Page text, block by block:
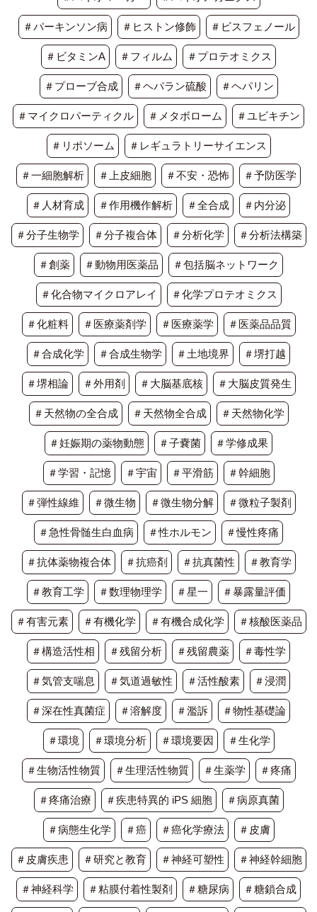
＃パーキンソン病 ＃ヒストン修飾 ＃ビスフェノール
＃ビタミンA ＃フィルム ＃プロテオミクス
＃プローブ合成 ＃ヘパラン硫酸 ＃ヘパリン
＃マイクロパーティクル ＃メタボローム ＃ユビキチン
＃リポソーム ＃レギュラトリーサイエンス
＃一細胞解析 ＃上皮細胞 ＃不安・恐怖 ＃予防医学
＃人材育成 ＃作用機作解析 ＃全合成 ＃内分泌
＃分子生物学 ＃分子複合体 ＃分析化学 ＃分析法構築
＃創薬 ＃動物用医薬品 ＃包括脳ネットワーク
＃化合物マイクロアレイ ＃化学プロテオミクス
＃化粧料 ＃医療薬剤学 ＃医療薬学 ＃医薬品品質
＃合成化学 ＃合成生物学 ＃土地境界 ＃堺打越
＃堺相論 ＃外用剤 ＃大脳基底核 ＃大脳皮質発生
＃天然物の全合成 ＃天然物全合成 ＃天然物化学
＃妊娠期の薬物動態 ＃子嚢菌 ＃学修成果
＃学習・記憶 ＃宇宙 ＃平滑筋 ＃幹細胞
＃弾性線維 ＃微生物 ＃微生物分解 ＃微粒子製剤
＃急性骨髄生白血病 ＃性ホルモン ＃慢性疼痛
＃抗体薬物複合体 ＃抗癌剤 ＃抗真菌性 ＃教育学
＃教育工学 ＃数理物理学 ＃星一 ＃暴露量評価
＃有害元素 ＃有機化学 ＃有機合成化学 ＃核酸医薬品
＃構造活性相 ＃残留分析 ＃残留農薬 ＃毒性学
＃気管支喘息 ＃気道過敏性 ＃活性酸素 ＃浸潤
＃深在性真菌症 ＃溶解度 ＃濫訴 ＃物性基礎論
＃環境 ＃環境分析 ＃環境要因 ＃生化学
＃生物活性物質 ＃生理活性物質 ＃生薬学 ＃疼痛
＃疼痛治療 ＃疾患特異的 iPS 細胞 ＃病原真菌
＃病態生化学 ＃癌 ＃癌化学療法 ＃皮膚
＃皮膚疾患 ＃研究と教育 ＃神経可塑性 ＃神経幹細胞
＃神経科学 ＃粘膜付着性製剤 ＃糖尿病 ＃糖鎖合成